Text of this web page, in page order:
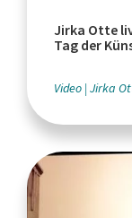
Jirka Otte
Tag der
Video Jirka